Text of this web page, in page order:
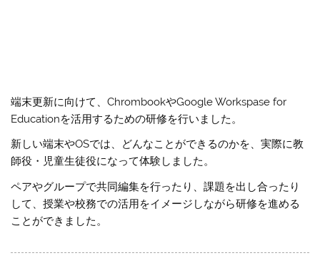
端末更新に向けて、ChrombookやGoogle Workspase for
Educationを活用するための研修を行いました。
新しい端末やOSでは、どんなことができるのかを、実際に教
師役・児童生徒役になって体験しました。
ペアやグループで共同編集を行ったり、課題を出し合ったり
して、授業や校務での活用をイメージしながら研修を進める
ことができました。